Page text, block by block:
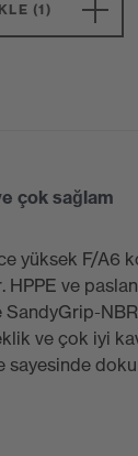
(1)
çok sağlam
yüksek F/A6
ve
ve çok iyi